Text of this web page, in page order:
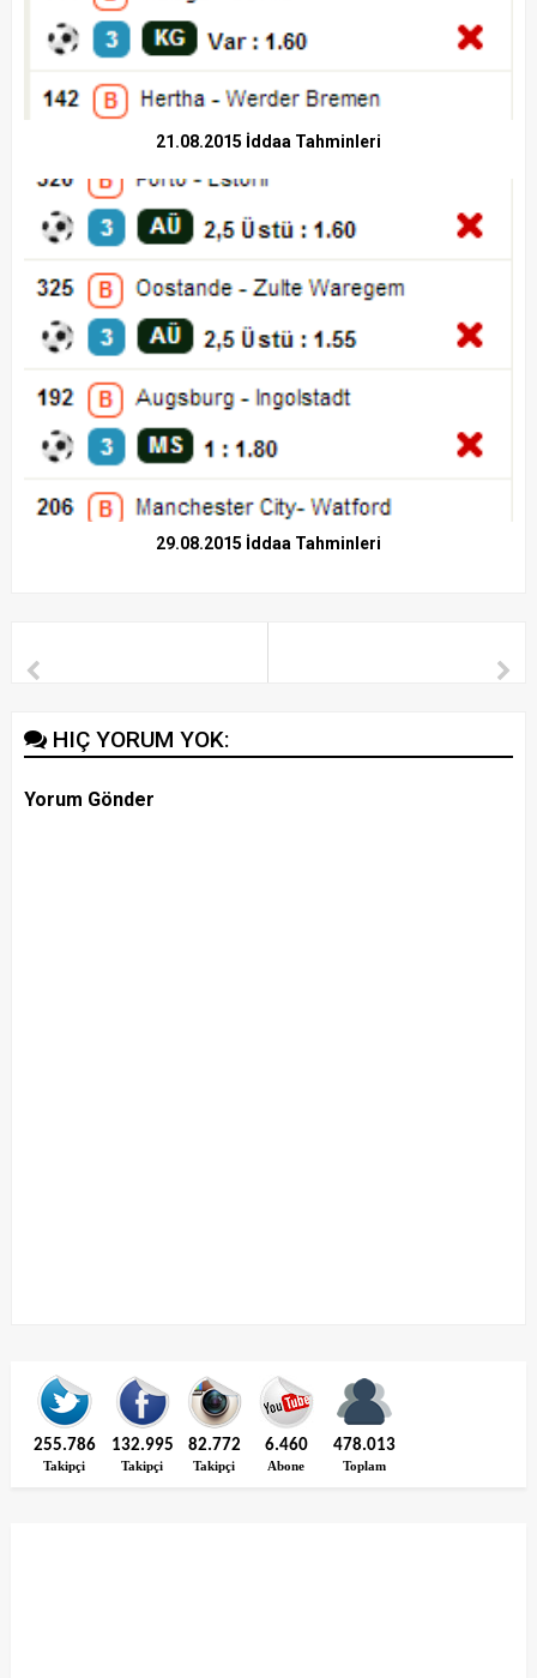
21.08.2015 İddaa Tahminleri
29.08.2015 İddaa Tahminleri
HIÇ YORUM YOK:
Yorum Gönder
255.786
Takipçi
132.995
Takipçi
82.772
Takipçi
6.460
Abone
478.013
Toplam